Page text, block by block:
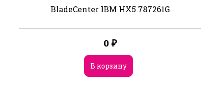
BladeCenter IBM HX5 787261G
0 ₽
В корзину